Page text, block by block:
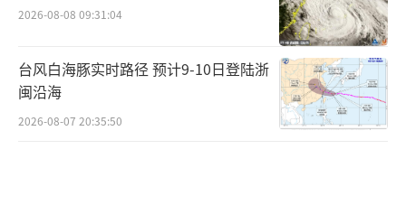
2026-08-08 09:31:04
台风白海豚实时路径 预计9-10日登陆浙
闽沿海
2026-08-07 20:35:50